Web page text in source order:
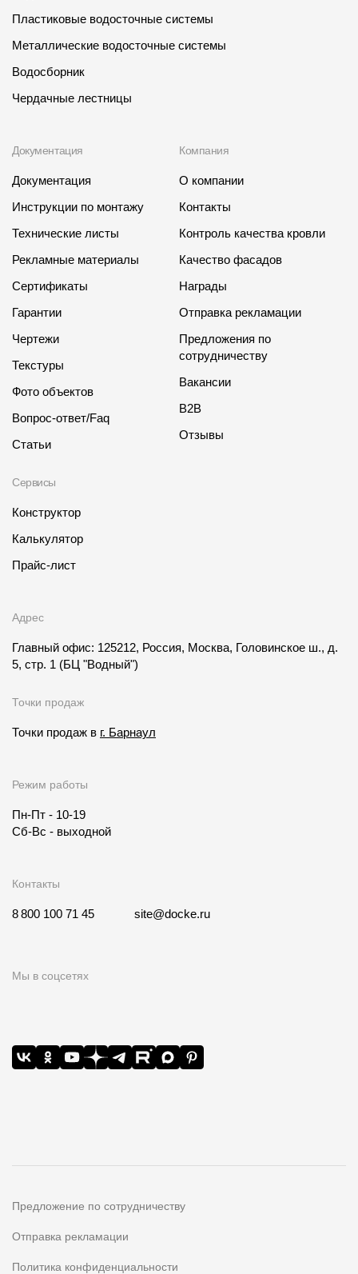
Пластиковые водосточные системы
Металлические водосточные системы
Водосборник
Чердачные лестницы
Документация
Документация
Инструкции по монтажу
Технические листы
Рекламные материалы
Сертификаты
Гарантии
Чертежи
Текстуры
Фото объектов
Вопрос-ответ/Faq
Статьи
Сервисы
Конструктор
Калькулятор
Прайс-лист
Компания
О компании
Контакты
Контроль качества кровли
Качество фасадов
Награды
Отправка рекламации
Предложения по
сотрудничеству
Вакансии
B2B
Отзывы
Адрес
Главный офис: 125212, Россия, Москва, Головинское ш., д.
5, стр. 1 (БЦ "Водный")
Точки продаж
Точки продаж в г. Барнаул
Режим работы
Пн-Пт - 10-19
Сб-Вс - выходной
Контакты
8 800 100 71 45 site@docke.ru
Мы в соцсетях
Предложение по сотрудничеству
Отправка рекламации
Политика конфиденциальности